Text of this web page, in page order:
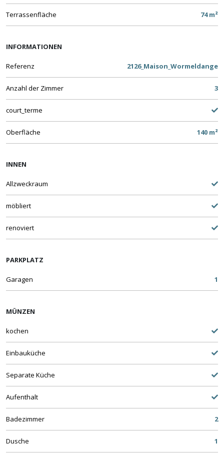
Terrassenfläche 74 m²
INFORMATIONEN
Referenz 2126_Maison_Wormeldange
Anzahl der Zimmer 3
court_terme
Oberfläche 140 m²
INNEN
Allzweckraum
möbliert
renoviert
PARKPLATZ
Garagen 1
MÜNZEN
kochen
Einbauküche
Separate Küche
Aufenthalt
Badezimmer 2
Dusche 1